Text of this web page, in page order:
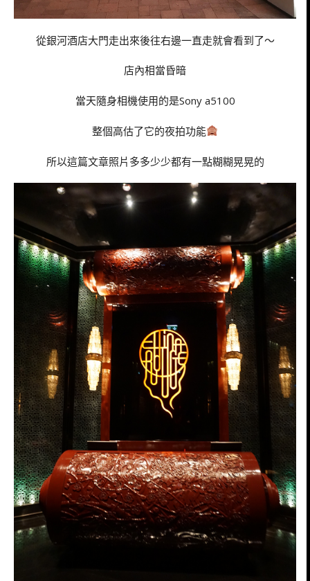
從銀河酒店大門走出來後往右邊一直走就會看到了～
店內相當昏暗
當天隨身相機使用的是Sony a5100
整個高估了它的夜拍功能
所以這篇文章照片多多少少都有一點糊糊晃晃的